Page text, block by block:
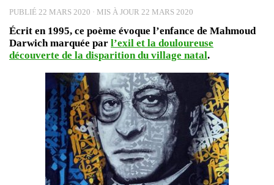
PUBLIÉ 22 MARS 2020 · MIS À JOUR 22 MARS 2020
Écrit en 1995, ce poème évoque l’enfance de Mahmoud
Darwich marquée par l’exil et la douloureuse
découverte de la disparition du village natal.